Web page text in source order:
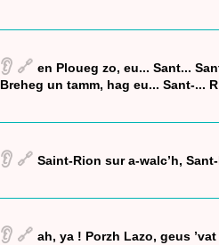
👂 🔗 en Ploueg zo, eu... Sant...
Breheg un tamm, hag eu... Sant-...
👂 🔗 Saint-Rion sur a-walc’h,
👂 🔗 ah, ya ! Porzh Lazo, geus